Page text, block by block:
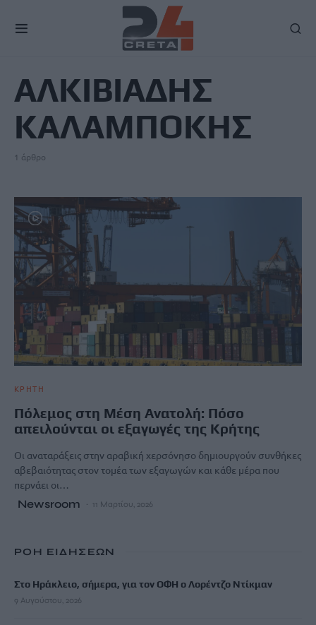
ΑΛΚΙΒΙΑΔΗΣ
ΚΑΛΑΜΠΟΚΗΣ
1 άρθρο
ΚΡΗΤΗ
Πόλεμος στη Μέση Ανατολή: Πόσο
απειλούνται οι εξαγωγές της Κρήτης
Οι αναταράξεις στην αραβική χερσόνησο δημιουργούν συνθήκες
αβεβαιότητας στον τομέα των εξαγωγών και κάθε μέρα που
περνάει οι…
Newsroom 11 Μαρτίου, 2026
ΡΟΗ ΕΙΔΗΣΕΩΝ
Στο Ηράκλειο, σήμερα, για τον ΟΦΗ ο Λορέντζο Ντίκμαν
9 Αυγούστου, 2026